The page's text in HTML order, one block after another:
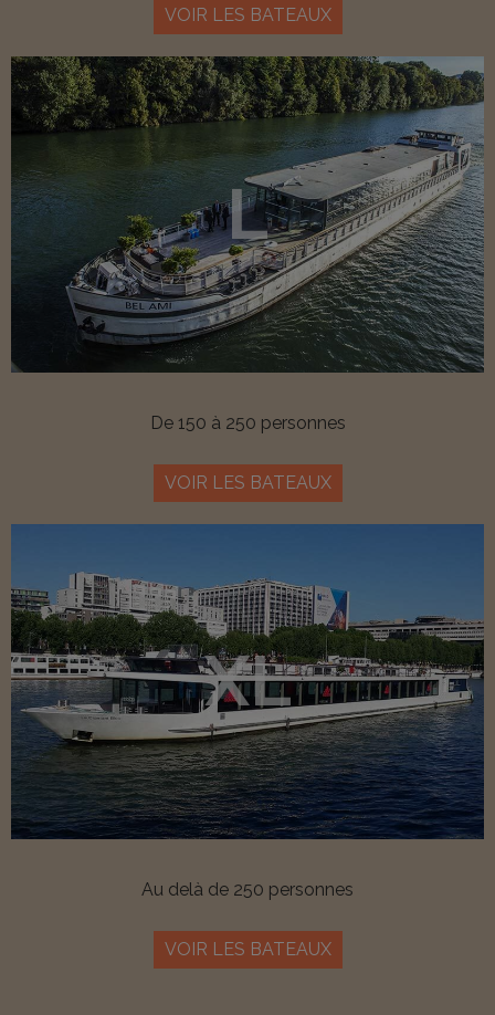
VOIR LES BATEAUX
L
De 150 à 250 personnes
VOIR LES BATEAUX
XL
Au delà de 250 personnes
VOIR LES BATEAUX